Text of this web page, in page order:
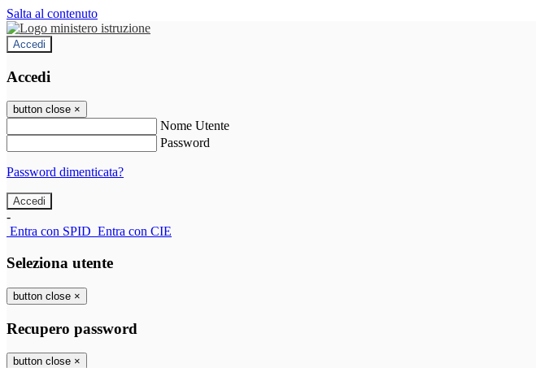
Salta al contenuto
Accedi
Accedi
button close ×
Nome Utente
Password
Password dimenticata?
-
Entra con SPID Entra con CIE
Seleziona utente
button close ×
Recupero password
button close ×